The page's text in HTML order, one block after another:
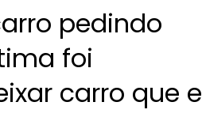
pedindo
foi
carro que